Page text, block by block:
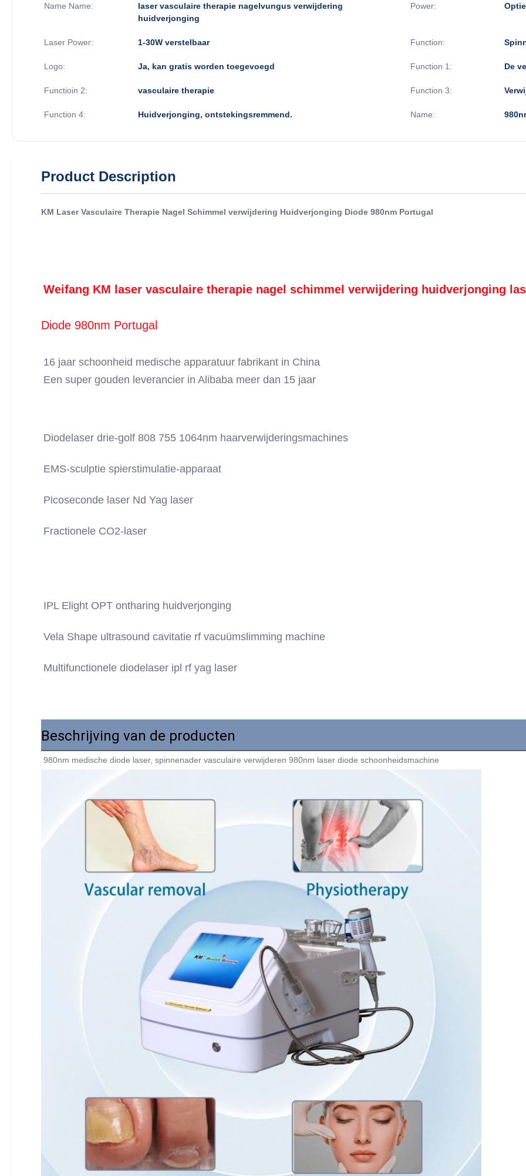
Name Name:
laser vasculaire therapie nagelvungus verwijdering
huidverjonging
Power:
Laser Power: 1-30W verstelbaar Function:
Logo: Ja, kan gratis worden toegevoegd Function 1: De
Functioin 2: vasculaire therapie Function 3:
Function 4: Huidverjonging, ontstekingsremmend. Name:
Product Description
KM Laser Vasculaire Therapie Nagel Schimmel verwijdering Huidverjonging Diode 980nm Portugal
Weifang KM laser vasculaire therapie nagel schimmel verwijdering huidverjonging
Diode 980nm Portugal
16 jaar schoonheid medische apparatuur fabrikant in China
Een super gouden leverancier in Alibaba meer dan 15 jaar
Diodelaser drie-golf 808 755 1064nm haarverwijderingsmachines
EMS-sculptie spierstimulatie-apparaat
Picoseconde laser Nd Yag laser
Fractionele CO2-laser
IPL Elight OPT ontharing huidverjonging
Vela Shape ultrasound cavitatie rf vacuümslimming machine
Multifunctionele diodelaser ipl rf yag laser
Beschrijving van de producten
980nm medische diode laser, spinnenader vasculaire verwijderen 980nm laser diode schoonheidsmachine